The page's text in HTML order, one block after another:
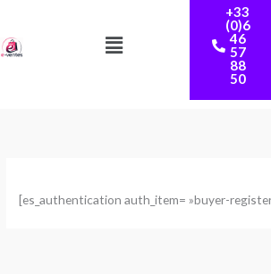
contenu
Menu
+33
(0)6
46
57
88
50
[es_authentication auth_item= »buyer-